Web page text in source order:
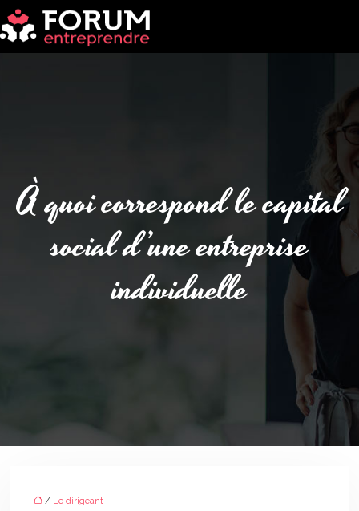
À quoi correspond le capital
social d’une entreprise
individuelle
/ Le dirigeant